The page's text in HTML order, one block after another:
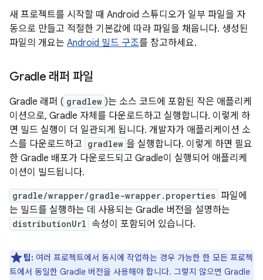
새 프로젝트를 시작할 때 Android 스튜디오가 일부 파일을 자
동으로 만들고 적절한 기본값에 따라 파일을 채웁니다. 생성된
파일의 개요는 Android 빌드 구조를 참고하세요.
Gradle 래퍼 파일
Gradle 래퍼 ( gradlew )는 소스 코드에 포함된 작은 애플리케
이션으로, Gradle 자체를 다운로드하고 실행합니다. 이렇게 하
면 빌드 실행이 더 일관되게 됩니다. 개발자가 애플리케이션 소
스를 다운로드하고 gradlew 을 실행합니다. 이렇게 하면 필요
한 Gradle 배포가 다운로드되고 Gradle이 실행되어 애플리케
이션이 빌드됩니다.
gradle/wrapper/gradle-wrapper.properties 파일에
는 빌드를 실행하는 데 사용되는 Gradle 버전을 설명하는
distributionUrl 속성이 포함되어 있습니다.
팁: 여러 프로젝트에서 동시에 작업하는 경우 가능한 한 모든 프로젝
트에서 동일한 Gradle 버전을 사용해야 합니다. 그렇지 않으면 Gradle